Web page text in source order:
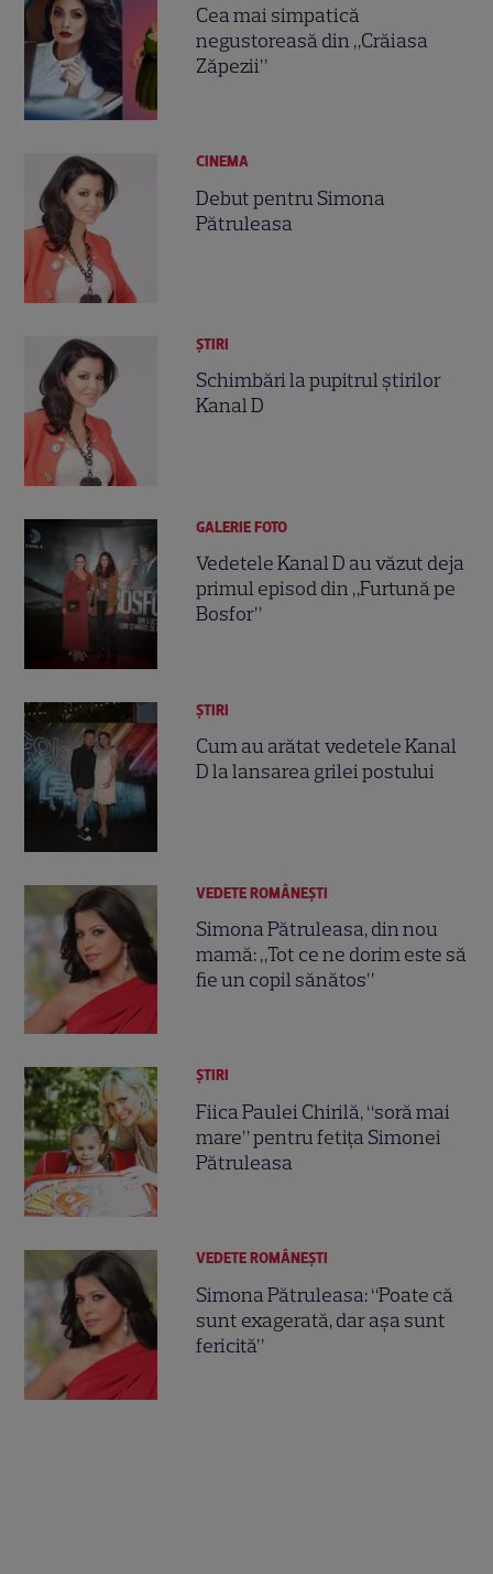
Cea mai simpatică
negustoreasă din „Crăiasa
Zăpezii”
CINEMA
Debut pentru Simona
Pătruleasa
ȘTIRI
Schimbări la pupitrul știrilor
Kanal D
GALERIE FOTO
Vedetele Kanal D au văzut deja
primul episod din „Furtună pe
Bosfor”
ȘTIRI
Cum au arătat vedetele Kanal
D la lansarea grilei postului
VEDETE ROMÂNEŞTI
Simona Pătruleasa, din nou
mamă: „Tot ce ne dorim este să
fie un copil sănătos”
ȘTIRI
Fiica Paulei Chirilă, “soră mai
mare” pentru fetiţa Simonei
Pătruleasa
VEDETE ROMÂNEŞTI
Simona Pătruleasa: “Poate că
sunt exagerată, dar aşa sunt
fericită”